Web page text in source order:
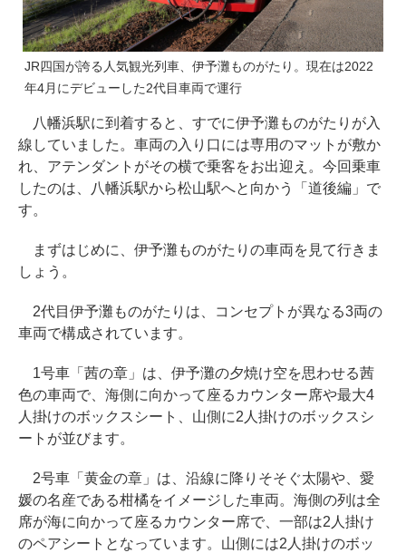
JR四国が誇る人気観光列車、伊予灘ものがたり。現在は2022
年4月にデビューした2代目車両で運行
八幡浜駅に到着すると、すでに伊予灘ものがたりが入
線していました。車両の入り口には専用のマットが敷か
れ、アテンダントがその横で乗客をお出迎え。今回乗車
したのは、八幡浜駅から松山駅へと向かう「道後編」で
す。
まずはじめに、伊予灘ものがたりの車両を見て行きま
しょう。
2代目伊予灘ものがたりは、コンセプトが異なる3両の
車両で構成されています。
1号車「茜の章」は、伊予灘の夕焼け空を思わせる茜
色の車両で、海側に向かって座るカウンター席や最大4
人掛けのボックスシート、山側に2人掛けのボックスシ
ートが並びます。
2号車「黄金の章」は、沿線に降りそそぐ太陽や、愛
媛の名産である柑橘をイメージした車両。海側の列は全
席が海に向かって座るカウンター席で、一部は2人掛け
のペアシートとなっています。山側には2人掛けのボッ